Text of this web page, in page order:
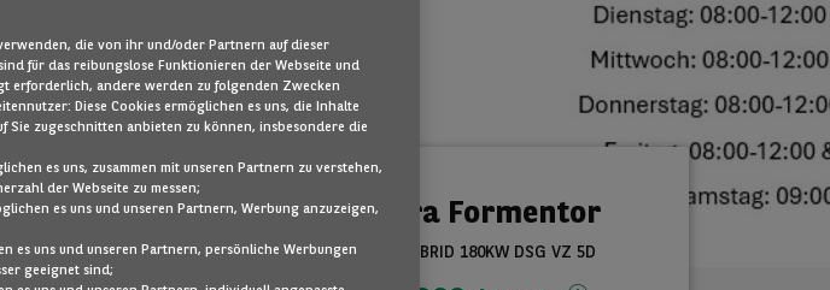
Cupra Formentor
1.4 E-HYBRID 180KW DSG VZ 5D
die von ihr und/oder Partnern auf dieser
für das reibungslose Funktionieren der Webseite und
erforderlich, andere werden zu folgenden Zwecken
Diese Cookies ermöglichen es uns, die Inhalte
Sie zugeschnitten anbieten zu können, insbesondere die
es uns, zusammen mit unseren Partnern zu verstehen,
der Webseite zu messen;
es uns und unseren Partnern, Werbung anzuzeigen,
es uns und unseren Partnern, persönliche Werbungen
geeignet sind;